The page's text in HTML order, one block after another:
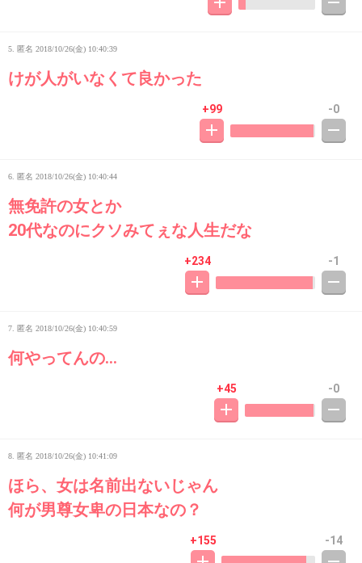
5. 匿名 2018/10/26(金) 10:40:39
けが人がいなくて良かった
+99 -0
6. 匿名 2018/10/26(金) 10:40:44
無免許の女とか
20代なのにクソみてぇな人生だな
+234 -1
7. 匿名 2018/10/26(金) 10:40:59
何やってんの…
+45 -0
8. 匿名 2018/10/26(金) 10:41:09
ほら、女は名前出ないじゃん
何が男尊女卑の日本なの？
+155 -14